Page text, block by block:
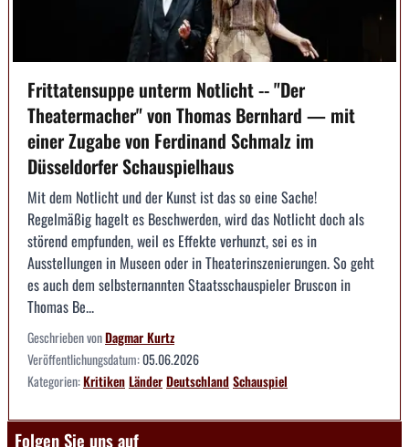
Frittatensuppe unterm Notlicht -- "Der
Theatermacher" von Thomas Bernhard — mit
einer Zugabe von Ferdinand Schmalz im
Düsseldorfer Schauspielhaus
Mit dem Notlicht und der Kunst ist das so eine Sache!
Regelmäßig hagelt es Beschwerden, wird das Notlicht doch als
störend empfunden, weil es Effekte verhunzt, sei es in
Ausstellungen in Museen oder in Theaterinszenierungen. So geht
es auch dem selbsternannten Staatsschauspieler Bruscon in
Thomas Be...
Geschrieben vonDagmar Kurtz
Veröffentlichungsdatum:05.06.2026
Kategorien:KritikenLänderDeutschlandSchauspiel
Folgen Sie uns auf